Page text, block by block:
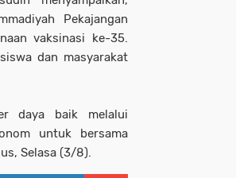
Pekajangan
vaksinasi ke-35.
dan masyarakat
daya baik melalui
untuk bersama
Selasa (3/8).